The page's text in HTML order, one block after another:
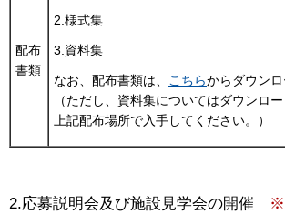
配布
書類
2.様式集
3.資料集
なお、配布書類は、 こちらからダウンロ
（ただし、資料集についてはダウンロ
上記配布場所で入手してください。）
2.応募説明会及び施設見学会の開催
※